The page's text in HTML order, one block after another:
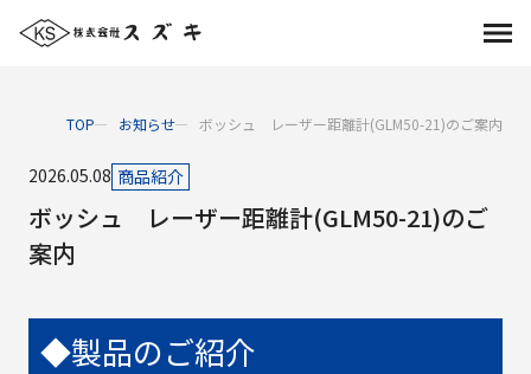
TOP お知らせ ボッシュ レーザー距離計(GLM50-21)のご案内
2026.05.08 商品紹介
ボッシュ レーザー距離計(GLM50-21)のご
案内
◆製品のご紹介